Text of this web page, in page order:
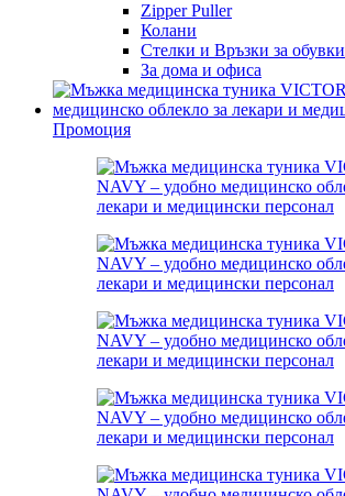
Zipper Puller
Колани
Стелки и Връзки за обувки
За дома и офиса
Промоция